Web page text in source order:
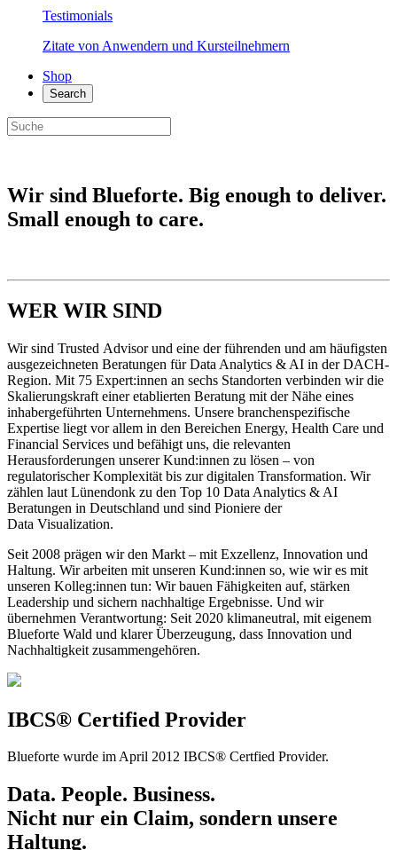
Testimonials
Zitate von Anwendern und Kursteilnehmern
Shop
Search
Wir sind Blueforte. Big enough to deliver.
Small enough to care.
WER WIR SIND
Wir sind Trusted Advisor und eine der führenden und am häufigsten
ausgezeichneten Beratungen für Data Analytics & AI in der DACH-
Region. Mit 75 Expert:innen an sechs Standorten verbinden wir die
Skalierungskraft einer etablierten Beratung mit der Nähe eines
inhabergeführten Unternehmens. Unsere branchenspezifische
Expertise liegt vor allem in den Bereichen Energy, Health Care und
Financial Services und befähigt uns, die relevanten
Herausforderungen unserer Kund:innen zu lösen – von
regulatorischer Komplexität bis zur digitalen Transformation. Wir
zählen laut Lünendonk zu den Top 10 Data Analytics & AI
Beratungen in Deutschland und sind Pioniere der
Data Visualization.
Seit 2008 prägen wir den Markt – mit Exzellenz, Innovation und
Haltung. Wir arbeiten mit unseren Kund:innen so, wie wir es mit
unseren Kolleg:innen tun: Wir bauen Fähigkeiten auf, stärken
Leadership und sichern nachhaltige Ergebnisse. Und wir
übernehmen Verantwortung: Seit 2020 klimaneutral, mit eigenem
Blueforte Wald und klarer Überzeugung, dass Innovation und
Nachhaltigkeit zusammengehören.
IBCS® Certified Provider
Blueforte wurde im April 2012 IBCS® Certfied Provider.
Data. People. Business.
Nicht nur ein Claim, sondern unsere
Haltung.